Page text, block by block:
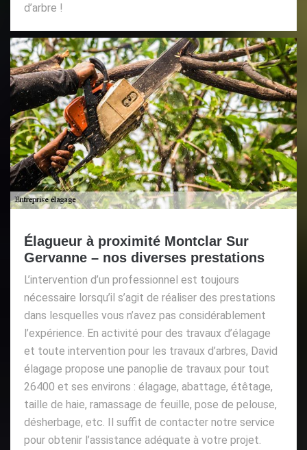
d’arbre !
Élagueur à proximité Montclar Sur
Gervanne – nos diverses prestations
L’intervention d’un professionnel est toujours
nécessaire lorsqu’il s’agit de réaliser des prestations
dans lesquelles vous n’avez pas considérablement
l’expérience. En activité pour des travaux d’élagage
et toute intervention pour les travaux d’arbres, David
élagage propose une panoplie de travaux pour tout
26400 et ses environs : élagage, abattage, étêtage,
taille de haie, ramassage de feuille, pose de pelouse,
désherbage, etc. Il suffit de contacter notre service
pour obtenir l’assistance adéquate à votre projet.